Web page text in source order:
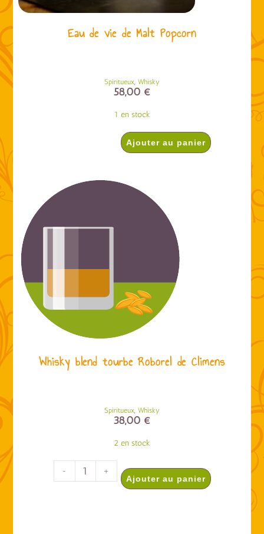
Eau de vie de Malt Popcorn
Spiritueux, Whisky
58,00 €
1 en stock
Ajouter au panier
Whisky blend tourbe Roborel de Climens
Spiritueux, Whisky
38,00 €
2 en stock
- +
Ajouter au panier